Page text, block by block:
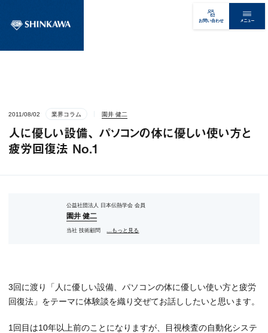
お問い合わせ メニュー
2011/08/02 業界コラム 園井 健二
人に優しい設備、 パソコンの体に優しい使い方と
疲労回復法 No.1
公益社団法人 日本伝熱学会 会員
園井 健二
当社 技術顧問 ...もっと見る
3回に渡り「人に優しい設備、パソコンの体に優しい使い方と疲労
回復法」をテーマに体験談を織り交ぜてお話ししたいと思います。
1回目は10年以上前のことになりますが、目視検査の自動化システ